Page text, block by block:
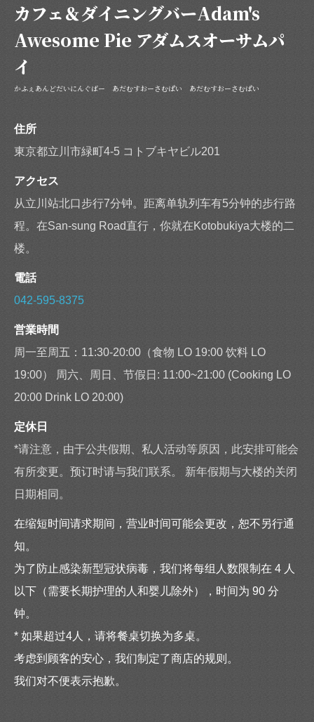
カフェ＆ダイニングバーAdam's
Awesome Pie アダムスオーサムパ
イ
かふぇあんどだいにんぐばー あだむすおーさむぱい あだむすおーさむぱい
住所
東京都立川市緑町4-5 コトブキヤビル201
アクセス
从立川站北口步行7分钟。距离单轨列车有5分钟的步行路
程。在San-sung Road直行，你就在Kotobukiya大楼的二
楼。
電話
042-595-8375
営業時間
周一至周五：11:30-20:00（食物 LO 19:00 饮料 LO
19:00） 周六、周日、节假日: 11:00~21:00 (Cooking LO
20:00 Drink LO 20:00)
定休日
*请注意，由于公共假期、私人活动等原因，此安排可能会
有所变更。预订时请与我们联系。 新年假期与大楼的关闭
日期相同。
在缩短时间请求期间，营业时间可能会更改，恕不另行通
知。
为了防止感染新型冠状病毒，我们将每组人数限制在 4 人
以下（需要长期护理的人和婴儿除外），时间为 90 分
钟。
* 如果超过4人，请将餐桌切换为多桌。
考虑到顾客的安心，我们制定了商店的规则。
我们对不便表示抱歉。
お店情報をコピー